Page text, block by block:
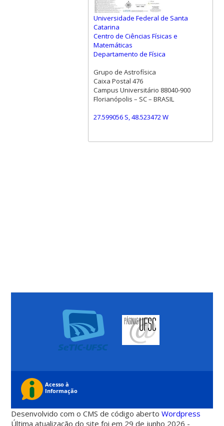
Universidade Federal de Santa
Catarina
Centro de Ciências Físicas e
Matemáticas
Departamento de Física
Grupo de Astrofísica
Caixa Postal 476
Campus Universitário 88040-900
Florianópolis – SC – BRASIL
27.599056 S, 48.523472 W
Desenvolvido com o CMS de código abertoWordpress
Última atualização do site foi em 29 de junho 2026 -